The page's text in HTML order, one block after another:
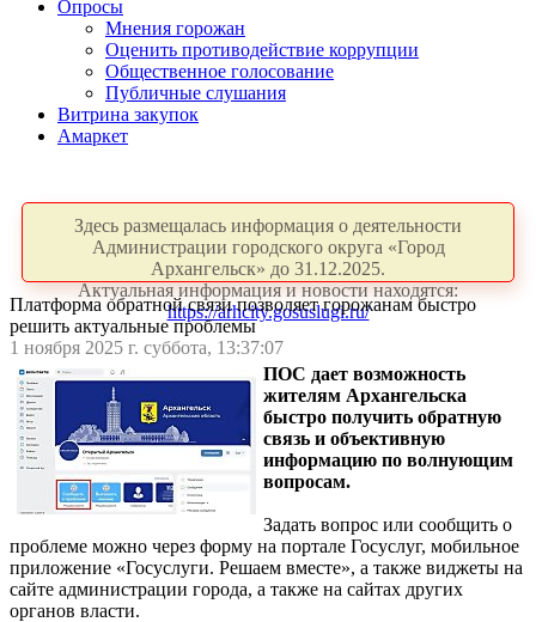
Опросы
Мнения горожан
Оценить противодействие коррупции
Общественное голосование
Публичные слушания
Витрина закупок
Амаркет
Здесь размещалась информация о деятельности
Администрации городского округа «Город
Архангельск» до 31.12.2025.
Актуальная информация и новости находятся:
https://arhcity.gosuslugi.ru/
Платформа обратной связи позволяет горожанам быстро
решить актуальные проблемы
1 ноября 2025 г. суббота, 13:37:07
ПОС дает возможность
жителям Архангельска
быстро получить обратную
связь и объективную
информацию по волнующим
вопросам.
Задать вопрос или сообщить о
проблеме можно через форму на портале Госуслуг, мобильное
приложение «Госуслуги. Решаем вместе», а также виджеты на
сайте администрации города, а также на сайтах других
органов власти.